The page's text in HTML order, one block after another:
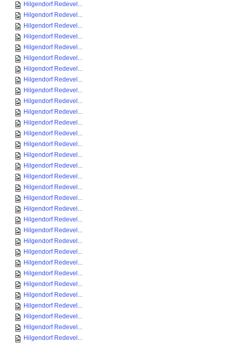
Hilgendorf Redevel...
Hilgendorf Redevel...
Hilgendorf Redevel...
Hilgendorf Redevel...
Hilgendorf Redevel...
Hilgendorf Redevel...
Hilgendorf Redevel...
Hilgendorf Redevel...
Hilgendorf Redevel...
Hilgendorf Redevel...
Hilgendorf Redevel...
Hilgendorf Redevel...
Hilgendorf Redevel...
Hilgendorf Redevel...
Hilgendorf Redevel...
Hilgendorf Redevel...
Hilgendorf Redevel...
Hilgendorf Redevel...
Hilgendorf Redevel...
Hilgendorf Redevel...
Hilgendorf Redevel...
Hilgendorf Redevel...
Hilgendorf Redevel...
Hilgendorf Redevel...
Hilgendorf Redevel...
Hilgendorf Redevel...
Hilgendorf Redevel...
Hilgendorf Redevel...
Hilgendorf Redevel...
Hilgendorf Redevel...
Hilgendorf Redevel...
Hilgendorf Redevel...